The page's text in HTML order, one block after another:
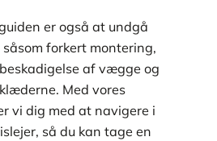
er også at undgå
såsom forkert montering,
af vægge og
Med vores
vi dig med at navigere i
så du kan tage en